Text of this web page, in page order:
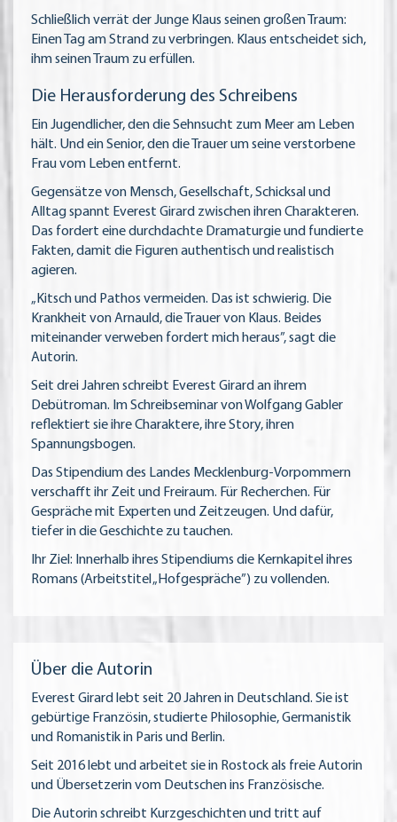
Schließlich verrät der Junge Klaus seinen großen Traum:
Einen Tag am Strand zu verbringen. Klaus entscheidet sich,
ihm seinen Traum zu erfüllen.
Die Herausforderung des Schreibens
Ein Jugendlicher, den die Sehnsucht zum Meer am Leben
hält. Und ein Senior, den die Trauer um seine verstorbene
Frau vom Leben entfernt.
Gegensätze von Mensch, Gesellschaft, Schicksal und
Alltag spannt Everest Girard zwischen ihren Charakteren.
Das fordert eine durchdachte Dramaturgie und fundierte
Fakten, damit die Figuren authentisch und realistisch
agieren.
„Kitsch und Pathos vermeiden. Das ist schwierig. Die
Krankheit von Arnauld, die Trauer von Klaus. Beides
miteinander verweben fordert mich heraus”, sagt die
Autorin.
Seit drei Jahren schreibt Everest Girard an ihrem
Debütroman. Im Schreibseminar von Wolfgang Gabler
reflektiert sie ihre Charaktere, ihre Story, ihren
Spannungsbogen.
Das Stipendium des Landes Mecklenburg-Vorpommern
verschafft ihr Zeit und Freiraum. Für Recherchen. Für
Gespräche mit Experten und Zeitzeugen. Und dafür,
tiefer in die Geschichte zu tauchen.
Ihr Ziel: Innerhalb ihres Stipendiums die Kernkapitel ihres
Romans (Arbeitstitel „Hofgespräche”) zu vollenden.
Über die Autorin
Everest Girard lebt seit 20 Jahren in Deutschland. Sie ist
gebürtige Französin, studierte Philosophie, Germanistik
und Romanistik in Paris und Berlin.
Seit 2016 lebt und arbeitet sie in Rostock als freie Autorin
und Übersetzerin vom Deutschen ins Französische.
Die Autorin schreibt Kurzgeschichten und tritt auf